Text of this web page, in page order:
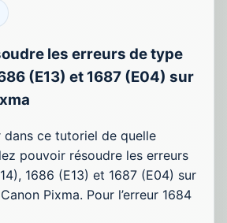
les erreurs de type
(E13) et 1687 (E04) sur
dans ce tutoriel de quelle
pouvoir résoudre les erreurs
1686 (E13) et 1687 (E04) sur
Pixma. Pour l’erreur 1684